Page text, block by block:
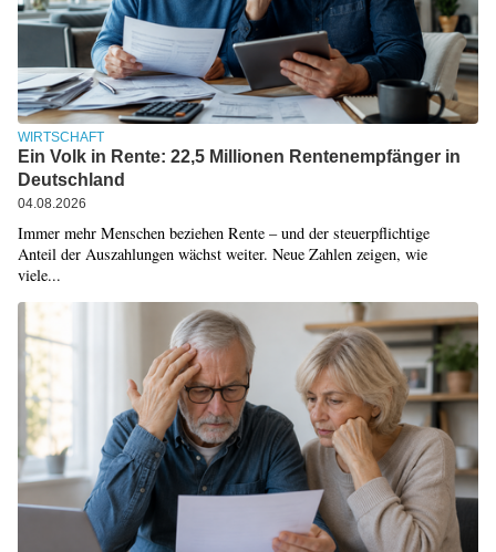
WIRTSCHAFT
Ein Volk in Rente: 22,5 Millionen Rentenempfänger in
Deutschland
04.08.2026
Immer mehr Menschen beziehen Rente – und der steuerpflichtige
Anteil der Auszahlungen wächst weiter. Neue Zahlen zeigen, wie
viele...